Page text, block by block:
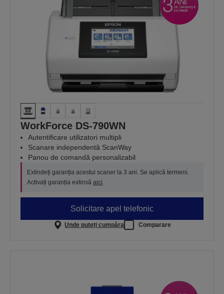
WorkForce DS-790WN
Autentificare utilizatori multipli
Scanare independentă ScanWay
Panou de comandă personalizabil
Extindeți garanția acestui scaner la 3 ani. Se aplică termeni.
Activați garanția extinsă aici.
Solicitare apel telefonic
Unde puteți cumpăra Comparare